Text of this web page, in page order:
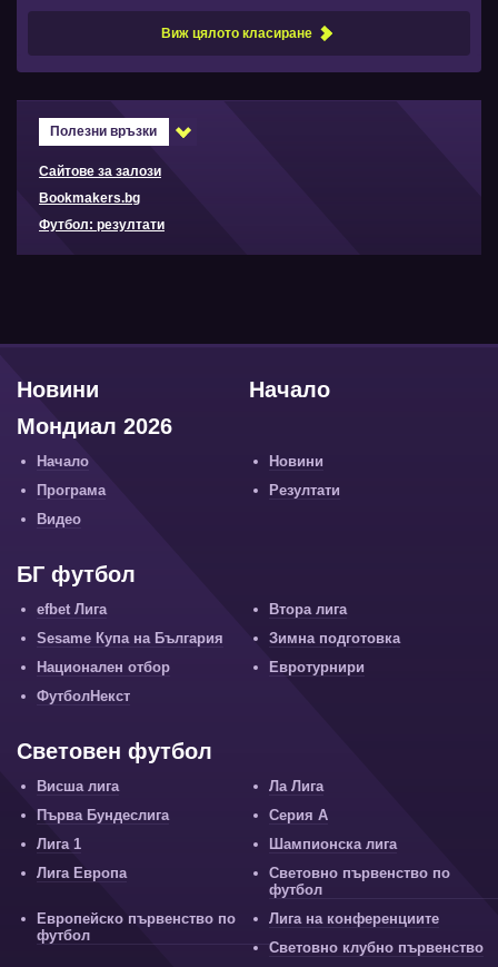
Виж цялото класиране
Полезни връзки
Сайтове за залози
Bookmakers.bg
Футбол: резултати
Начало
Новини
Мондиал 2026
Начало
Новини
Програма
Резултати
Видео
БГ футбол
efbet Лига
Втора лига
Sesame Купа на България
Зимна подготовка
Национален отбор
Евротурнири
ФутболНекст
Световен футбол
Висша лига
Ла Лига
Първа Бундеслига
Серия А
Лига 1
Шампионска лига
Лига Европа
Световно първенство по
футбол
Европейско първенство по
футбол
Лига на конференциите
Световно клубно първенство